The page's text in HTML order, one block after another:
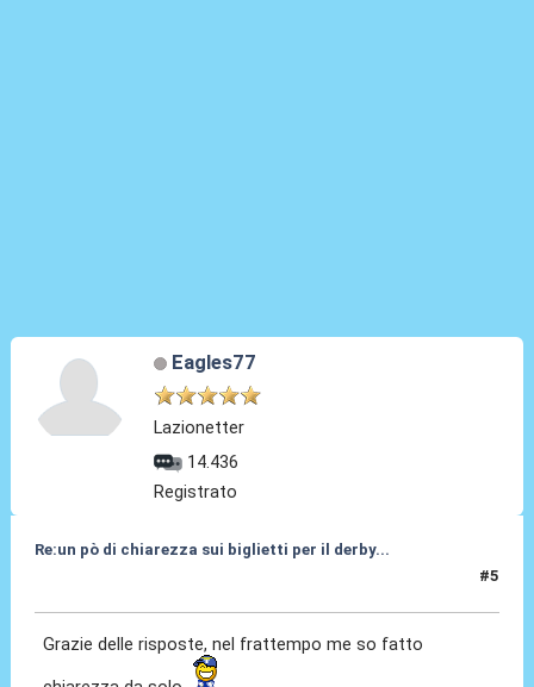
Eagles77
Lazionetter
14.436
Registrato
Re:un pò di chiarezza sui biglietti per il derby...
#5
Grazie delle risposte, nel frattempo me so fatto